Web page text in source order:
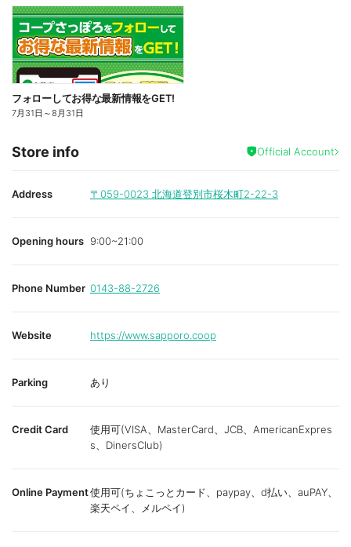
フォローしてお得な最新情報をGET!
7月31日 ～8月31日
Store info Official Account
Address 〒059-0023 北海道登別市桜木町2-22-3
Opening hours 9:00~21:00
Phone Number 0143-88-2726
Website https://www.sapporo.coop
Parking あり
Credit Card
使用可(VISA、MasterCard、JCB、AmericanExpres
s、DinersClub)
Online Payment使用可(ちょこっとカード、paypay、d払い、auPAY、
楽天ペイ、メルペイ)